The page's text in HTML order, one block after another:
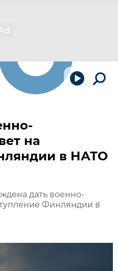
на
в НАТО
дать военно-
Финляндии в